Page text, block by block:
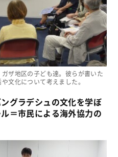
ザ地区の子ども達。彼らが書いた
文化について考えました。
グラデシュの文化を学ぼ
＝市民による海外協力の